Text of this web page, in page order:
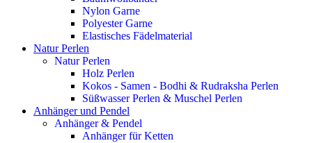
Nylon Garne
Polyester Garne
Elastisches Fädelmaterial
Natur Perlen
Natur Perlen
Holz Perlen
Kokos - Samen - Bodhi & Rudraksha Perlen
Süßwasser Perlen & Muschel Perlen
Anhänger und Pendel
Anhänger & Pendel
Anhänger für Ketten